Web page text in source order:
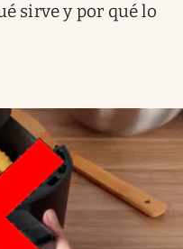
sirve y por qué lo